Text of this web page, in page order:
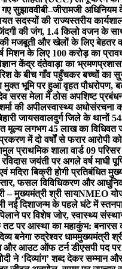
सुझाववीबी–जीरामजी अधिनियम
सदस्यों की राज्यस्तरीय
की जंग, 1.4 किलो वजन के
मजबूती और खेलों के लिए बेहतर
के लिए 100 करोड़ का
केंद्र दंतेवाड़ा का भ्रमण
के बीच गाँव पहुँचकर बच्चों का
भूमि पर हुआ वृहत पौधरोपण,
सरस मेला में ठोस अपशिष्ट
की अपीलस्वास्थ्य अधोसंरचना
जायसवालदुर्ग जिले के थानों
मूल्य लगभग 45 लाख का विधिवत
में दो वर्षों से फरार आरोपी
प्राथमिक शाला वार्ड 09 परिसर
जयंती पर अगले वर्ष माघी
मदिरा बिक्री होगी प्रतिबंधित
फसल विविधिकरण और
– मुख्यमंत्री श्री सायNMEO
नई दिशाजन्म के पहले घंटे में
पर विशेष जोर, स्वास्थ्य
तट पर आस्था का महाकुंभ: बनारस
बनेगा रुद्रेश्वर धाममुख्यमंत्री
और आउट ऑफ टर्न डीएसपी पद पर
ने ‘दिव्यांग’ शब्द देकर सम्मान